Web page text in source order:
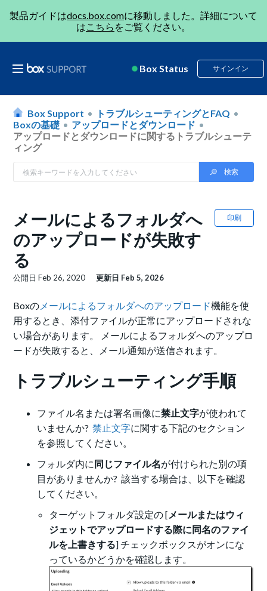
製品ガイドはdocs.box.comに移動しました。詳細について
はこちら をご覧ください。
Box Status サインイン
Box Support
トラブルシューティングとFAQ
Boxの基礎
アップロードとダウンロード
アップロードとダウンロードに関するトラブルシューテ
ィング
印刷
メールによるフォルダへ
のアップロードが失敗す
る
公開日Feb 26, 2020 更新日 Feb 5, 2026
Boxの メールによるフォルダへのアップロード機能を使
用するとき、添付ファイルが正常にアップロードされな
い場合があります。 メールによるフォルダへのアップロ
ードが失敗すると、メール通知が送信されます。
トラブルシューティング手順
ファイル名または署名画像に禁止文字が使われて
いませんか?禁止文字に関する下記のセクション
を参照してください。
フォルダ内に 同じファイル名が付けられた別の項
目がありませんか? 該当する場合は、以下を確認
してください。
ターゲットフォルダ設定の [ メールまたはウィ
ジェットでアップロードする際に同名のファイ
ルを上書きする] チェックボックスがオンにな
っているかどうかを確認します。